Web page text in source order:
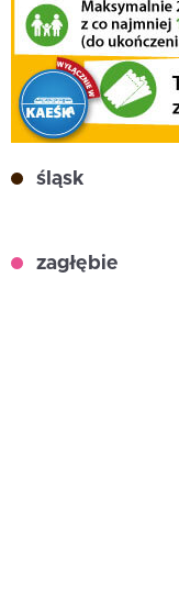
śląsk
zagłębie